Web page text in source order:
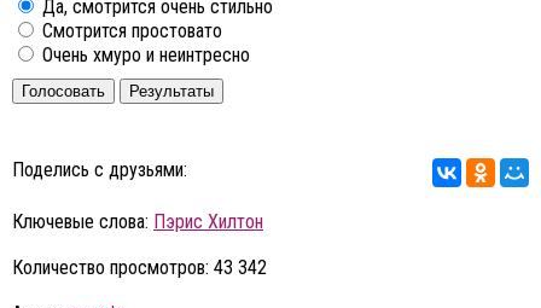
Да, смотрится очень стильно
Смотрится простовато
Очень хмуро и неинтресно
Голосовать Результаты
Поделись с друзьями:
Ключевые слова: Пэрис Хилтон
Количество просмотров: 43 342